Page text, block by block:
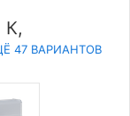
К,
47 ВАРИАНТОВ